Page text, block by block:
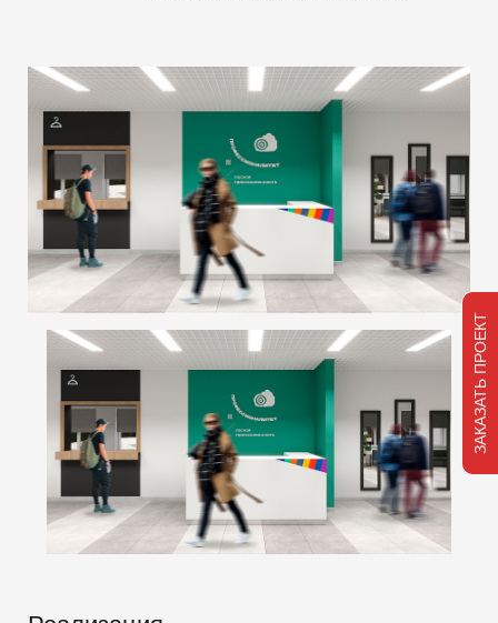
ЗАКАЗАТЬ ПРОЕКТ